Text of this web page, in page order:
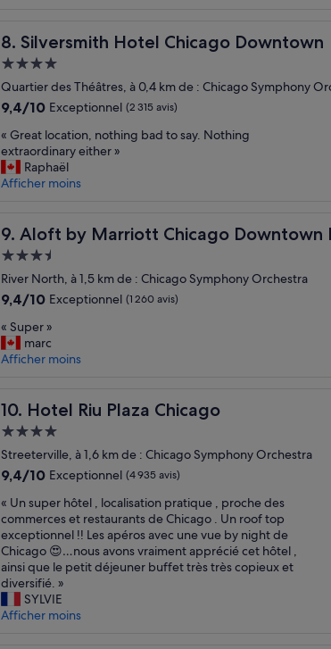
»
8. Silversmith Hotel Chicago Downtown
Silversmith Hotel Chicago Downtown
Hébergement
4.0 étoiles
Quartier des Théâtres, à 0,4 km de : Chicago Symphony
9.4
10,
Exceptionnel,
(2 315 avis)
9,4/10 Exceptionnel (2 315 avis)
«
G
r
e
l
c
a
t
o
,
t
n
g
a
d
t
o
s
a
.
« Great location, nothing bad to say. Nothing
extraordinary either »
Raphaël
Afficher moins
9. Aloft by Marriott Chicago Downtown
Aloft by Marriott Chicago Downtown River North
Hébergement
3.5 étoiles
River North, à 1,5 km de : Chicago Symphony Orchestra
9.4
10,
Exceptionnel,
(1 260 avis)
9,4/10 Exceptionnel (1 260 avis)
«
S
u
r
« Super »
marc
Afficher moins
10. Hotel Riu Plaza Chicago
Hotel Riu Plaza Chicago
Hébergement
4.0 étoiles
Streeterville, à 1,6 km de : Chicago Symphony Orchestra
9.4
10,
Exceptionnel,
(4 935 avis)
9,4/10 Exceptionnel (4 935 avis)
«
U
n
s
u
p
e
r
« Un super hôtel , localisation pratique , proche des
commerces et restaurants de Chicago . Un roof top
exceptionnel !! Les apéros avec une vue by night de
Chicago 😍…nous avons vraiment apprécié cet hôtel ,
ainsi que le petit déjeuner buffet très très copieux et
diversifié. »
SYLVIE
Afficher moins